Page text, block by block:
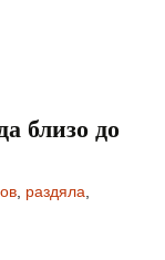
близо до
раздяла